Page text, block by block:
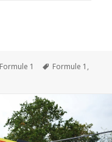
Catégories
Formule 1
Mots-
Formule 1 ,